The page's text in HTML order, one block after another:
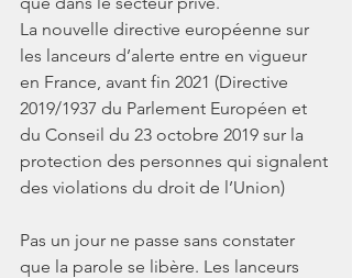
La nouvelle directive européenne sur
les lanceurs d’alerte entre en vigueur
en France, avant fin 2021 (Directive
2019/1937 du Parlement Européen et
du Conseil du 23 octobre 2019 sur la
protection des personnes qui signalent
des violations du droit de l’Union)
Pas un jour ne passe sans constater
que la parole se libère. Les lanceurs